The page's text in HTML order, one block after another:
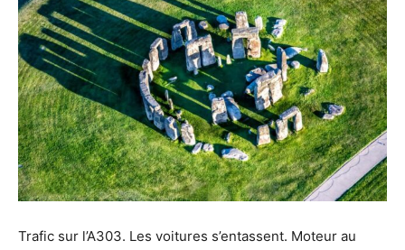
Trafic sur l’A303. Les voitures s’entassent. Moteur au